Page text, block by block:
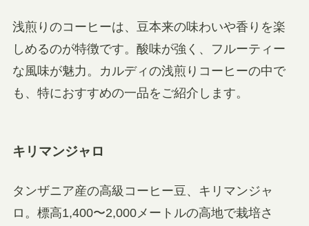
浅煎りのコーヒーは、豆本来の味わいや香りを楽
しめるのが特徴です。酸味が強く、フルーティー
な風味が魅力。カルディの浅煎りコーヒーの中で
も、特におすすめの一品をご紹介します。
キリマンジャロ
タンザニア産の高級コーヒー豆、キリマンジャ
ロ。標高1,400〜2,000メートルの高地で栽培さ